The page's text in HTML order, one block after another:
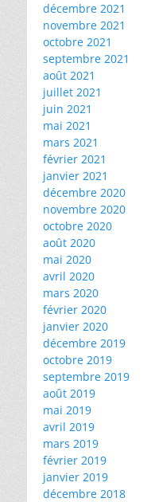
décembre 2021
novembre 2021
octobre 2021
septembre 2021
août 2021
juillet 2021
juin 2021
mai 2021
mars 2021
février 2021
janvier 2021
décembre 2020
novembre 2020
octobre 2020
août 2020
mai 2020
avril 2020
mars 2020
février 2020
janvier 2020
décembre 2019
octobre 2019
septembre 2019
août 2019
mai 2019
avril 2019
mars 2019
février 2019
janvier 2019
décembre 2018